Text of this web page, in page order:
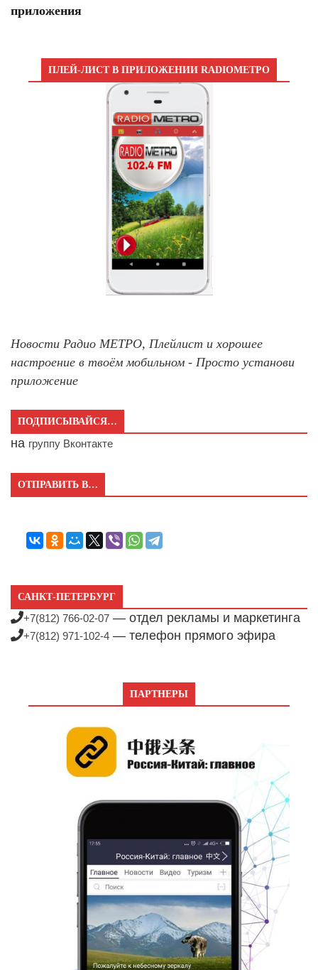
приложения
ПЛЕЙ-ЛИСТ В ПРИЛОЖЕНИИ RADIOМЕТРО
Новости Радио МЕТРО, Плейлист и хорошее
настроение в твоём мобильном - Просто установи
приложение
ПОДПИСЫВАЙСЯ…
на группу Вконтакте
ОТПРАВИТЬ В…
САНКТ-ПЕТЕРБУРГ
+7(812) 766-02-07 — отдел рекламы и маркетинга
+7(812) 971-102-4 — телефон прямого эфира
ПАРТНЕРЫ